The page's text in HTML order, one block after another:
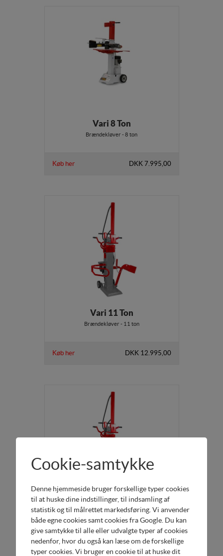
Vari 8 Ton
Brændekløver - 8 ton
Køb her DKK 7.995,00
Vari 11 Ton
Brændekløver - 11 ton
Køb her DKK 12.995,00
Vari 14 Ton
Brændekløver - 14 ton
Køb her DKK 13.995,00
Cookie-samtykke
Denne hjemmeside bruger forskellige typer cookies
til at huske dine indstillinger, til indsamling af
statistik og til målrettet markedsføring. Vi anvender
både egne cookies samt cookies fra Google. Du kan
give samtykke til alle eller udvalgte typer af cookies
nedenfor, hvor du også kan læse om de forskellige
typer cookies. Vi bruger en cookie til at huske dit